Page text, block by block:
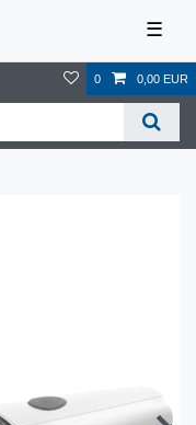
☰
0 0,00 EUR